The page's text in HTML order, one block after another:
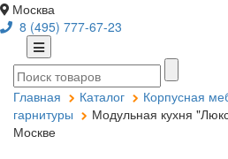
Москва
8 (495) 777-67-23
Главная Каталог Корпусная
гарнитуры
Модульная кухня
Москве